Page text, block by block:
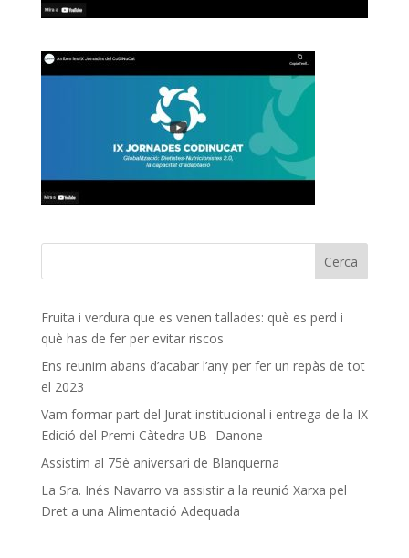
Fruita i verdura que es venen tallades: què es perd i
què has de fer per evitar riscos
Ens reunim abans d’acabar l’any per fer un repàs de tot
el 2023
Vam formar part del Jurat institucional i entrega de la IX
Edició del Premi Càtedra UB- Danone
Assistim al 75è aniversari de Blanquerna
La Sra. Inés Navarro va assistir a la reunió Xarxa pel
Dret a una Alimentació Adequada